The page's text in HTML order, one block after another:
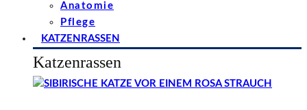
Anatomie
Pflege
KATZENRASSEN
Katzenrassen